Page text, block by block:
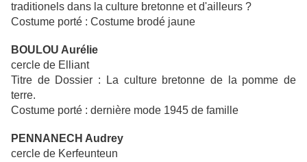
traditionels dans la culture bretonne et d'ailleurs ?
Costume porté : Costume brodé jaune
BOULOU Aurélie
cercle de Elliant
Titre de Dossier : La culture bretonne de la pomme de
terre.
Costume porté : dernière mode 1945 de famille
PENNANECH Audrey
cercle de Kerfeunteun